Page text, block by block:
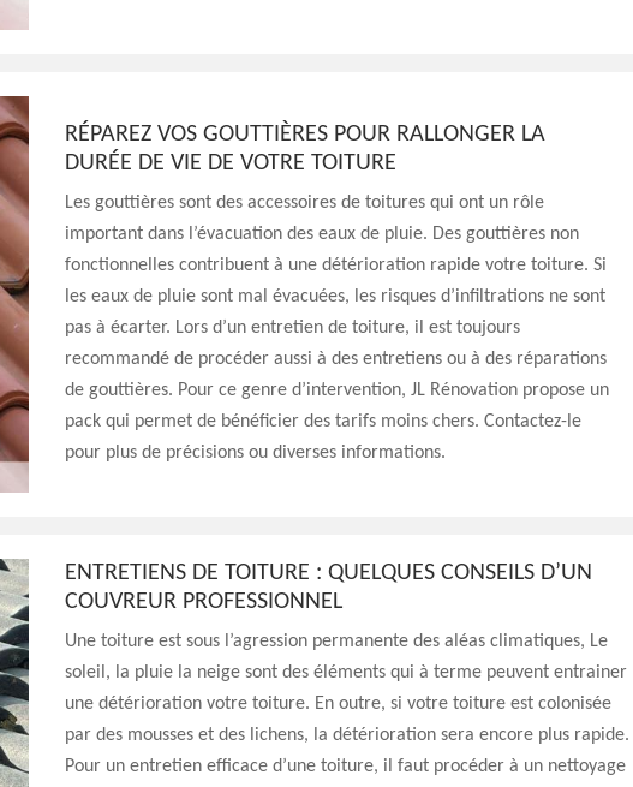
RÉPAREZ VOS GOUTTIÈRES POUR RALLONGER LA
DURÉE DE VIE DE VOTRE TOITURE
Les gouttières sont des accessoires de toitures qui ont un rôle
important dans l’évacuation des eaux de pluie. Des gouttières non
fonctionnelles contribuent à une détérioration rapide votre toiture. Si
les eaux de pluie sont mal évacuées, les risques d’infiltrations ne sont
pas à écarter. Lors d’un entretien de toiture, il est toujours
recommandé de procéder aussi à des entretiens ou à des réparations
de gouttières. Pour ce genre d’intervention, JL Rénovation propose un
pack qui permet de bénéficier des tarifs moins chers. Contactez-le
pour plus de précisions ou diverses informations.
ENTRETIENS DE TOITURE : QUELQUES CONSEILS D’UN
COUVREUR PROFESSIONNEL
Une toiture est sous l’agression permanente des aléas climatiques, Le
soleil, la pluie la neige sont des éléments qui à terme peuvent entrainer
une détérioration votre toiture. En outre, si votre toiture est colonisée
par des mousses et des lichens, la détérioration sera encore plus rapide.
Pour un entretien efficace d’une toiture, il faut procéder à un nettoyage